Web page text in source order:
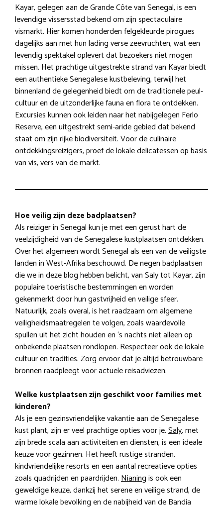
Kayar, gelegen aan de Grande Côte van Senegal, is een
levendige vissersstad bekend om zijn spectaculaire
vismarkt. Hier komen honderden felgekleurde pirogues
dagelijks aan met hun lading verse zeevruchten, wat een
levendig spektakel oplevert dat bezoekers niet mogen
missen. Het prachtige uitgestrekte strand van Kayar biedt
een authentieke Senegalese kustbeleving, terwijl het
binnenland de gelegenheid biedt om de traditionele peul-
cultuur en de uitzonderlijke fauna en flora te ontdekken.
Excursies kunnen ook leiden naar het nabijgelegen Ferlo
Reserve, een uitgestrekt semi-aride gebied dat bekend
staat om zijn rijke biodiversiteit. Voor de culinaire
ontdekkingsreizigers, proef de lokale delicatessen op basis
van vis, vers van de markt.
Hoe veilig zijn deze badplaatsen?
Als reiziger in Senegal kun je met een gerust hart de
veelzijdigheid van de Senegalese kustplaatsen ontdekken.
Over het algemeen wordt Senegal als een van de veiligste
landen in West-Afrika beschouwd. De negen badplaatsen
die we in deze blog hebben belicht, van Saly tot Kayar, zijn
populaire toeristische bestemmingen en worden
gekenmerkt door hun gastvrijheid en veilige sfeer.
Natuurlijk, zoals overal, is het raadzaam om algemene
veiligheidsmaatregelen te volgen, zoals waardevolle
spullen uit het zicht houden en ‘s nachts niet alleen op
onbekende plaatsen rondlopen. Respecteer ook de lokale
cultuur en tradities. Zorg ervoor dat je altijd betrouwbare
bronnen raadpleegt voor actuele reisadviezen.
Welke kustplaatsen zijn geschikt voor families met
kinderen?
Als je een gezinsvriendelijke vakantie aan de Senegalese
kust plant, zijn er veel prachtige opties voor je.Saly, met
zijn brede scala aan activiteiten en diensten, is een ideale
keuze voor gezinnen. Het heeft rustige stranden,
kindvriendelijke resorts en een aantal recreatieve opties
zoals quadrijden en paardrijden.Nianingis ook een
geweldige keuze, dankzij het serene en veilige strand, de
warme lokale bevolking en de nabijheid van de Bandia